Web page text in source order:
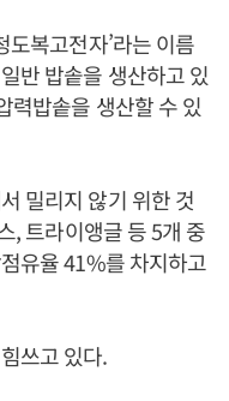
도복고전자’라는 이름
반 밥솥을 생산하고 있
력밥솥을 생산할 수 있
밀리지 않기 위한 것
, 트라이앵글 등 5개 중
유율 41%를 차지하고
쓰고 있다.